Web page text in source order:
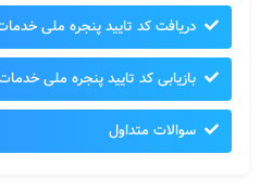
دریافت کد تایید پنجره ملی
بازیابی کد تایید پنجره ملی
سوالات متداول